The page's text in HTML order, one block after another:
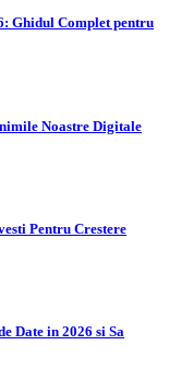
Ghidul Complet pentru
Noastre Digitale
Pentru Crestere
Date in 2026 si Sa